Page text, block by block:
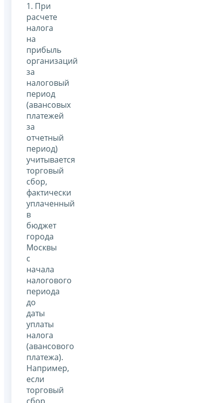
1. При
расчете
налога
на
прибыль
организаций
за
налоговый
период
(авансовых
платежей
за
отчетный
период)
учитывается
торговый
сбор,
фактически
уплаченный
в
бюджет
города
Москвы
с
начала
налогового
периода
до
даты
уплаты
налога
(авансового
платежа).
Например,
если
торговый